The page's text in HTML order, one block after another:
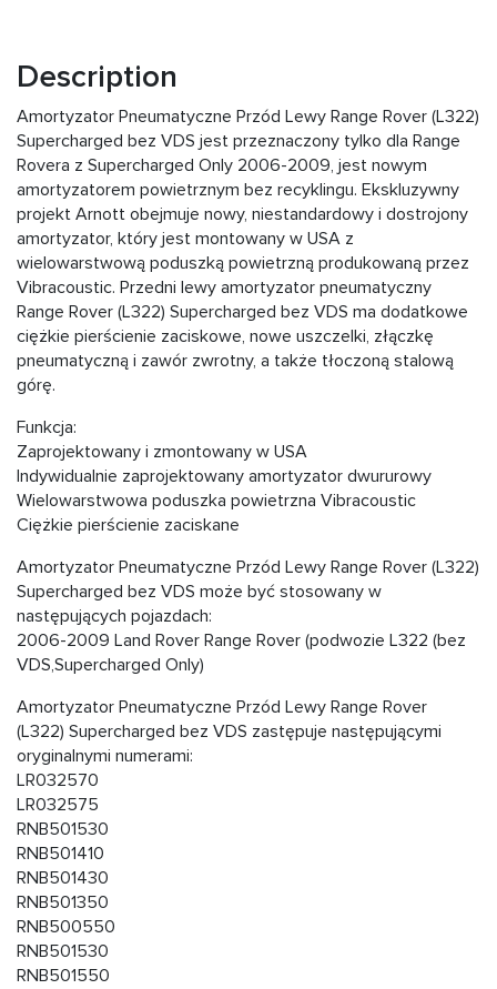
Description
Amortyzator Pneumatyczne Przód Lewy Range Rover (L322)
Supercharged bez VDS jest przeznaczony tylko dla Range
Rovera z Supercharged Only 2006-2009, jest nowym
amortyzatorem powietrznym bez recyklingu. Ekskluzywny
projekt Arnott obejmuje nowy, niestandardowy i dostrojony
amortyzator, który jest montowany w USA z
wielowarstwową poduszką powietrzną produkowaną przez
Vibracoustic. Przedni lewy amortyzator pneumatyczny
Range Rover (L322) Supercharged bez VDS ma dodatkowe
ciężkie pierścienie zaciskowe, nowe uszczelki, złączkę
pneumatyczną i zawór zwrotny, a także tłoczoną stalową
górę.
Funkcja:
Zaprojektowany i zmontowany w USA
Indywidualnie zaprojektowany amortyzator dwururowy
Wielowarstwowa poduszka powietrzna Vibracoustic
Ciężkie pierścienie zaciskane
Amortyzator Pneumatyczne Przód Lewy Range Rover (L322)
Supercharged bez VDS może być stosowany w
następujących pojazdach:
2006-2009 Land Rover Range Rover (podwozie L322 (bez
VDS,Supercharged Only)
Amortyzator Pneumatyczne Przód Lewy Range Rover
(L322) Supercharged bez VDS zastępuje następującymi
oryginalnymi numerami:
LR032570
LR032575
RNB501530
RNB501410
RNB501430
RNB501350
RNB500550
RNB501530
RNB501550